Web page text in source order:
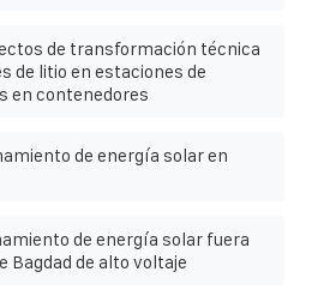
de transformación técnica
de litio en estaciones de
en contenedores
de energía solar en
de energía solar fuera
Bagdad de alto voltaje